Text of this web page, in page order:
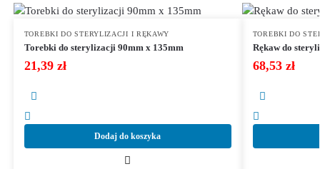
TOREBKI DO STERYLIZACJI I RĘKAWY
Torebki do sterylizacji 90mm x 135mm
21,39 zł
Dodaj do koszyka
TOREBKI DO
Rękaw do
68,53 zł